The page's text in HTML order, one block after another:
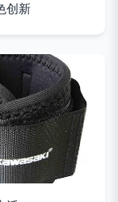
创新